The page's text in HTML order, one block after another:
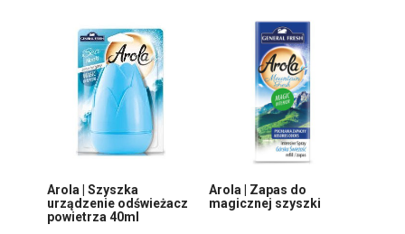
Arola | Szyszka
urządzenie odświeżacz
powietrza 40ml
Arola | Zapas do
magicznej szyszki